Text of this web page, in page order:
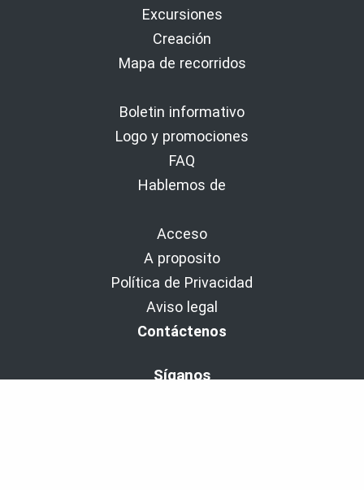
Excursiones
Creación
Mapa de recorridos
Boletin informativo
Logo y promociones
FAQ
Hablemos de
Acceso
A proposito
Política de Privacidad
Aviso legal
Contáctenos
Síganos